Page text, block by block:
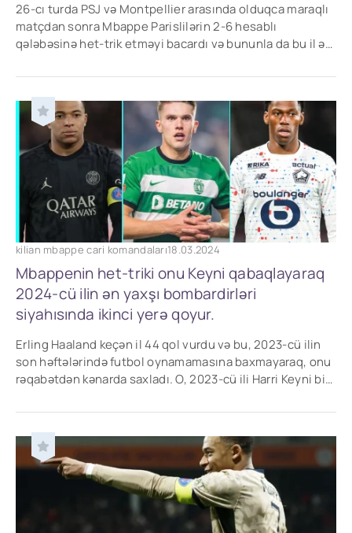
26-cı turda PSJ və Montpellier arasında olduqca maraqlı
matçdan sonra Mbappe Parislilərin 2-6 hesablı
qələbəsinə het-trik etməyi bacardı və bununla da bu il ən
kilian mbappe cari komandaları18.03.2024
Mbappenin het-triki onu Keyni qabaqlayaraq
2024-cü ilin ən yaxşı bombardirləri
siyahısında ikinci yerə qoyur.
Erling Haaland keçən il 44 qol vurdu və bu, 2023-cü ilin
son həftələrində futbol oynamamasına baxmayaraq, onu
rəqabətdən kənarda saxladı. O, 2023-cü ili Harri Keyni bir